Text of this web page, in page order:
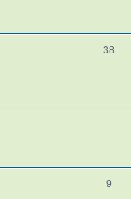
38
9